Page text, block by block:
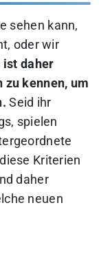
sehen kann,
oder wir
ist daher
kennen, um
Seid ihr
spielen
Kriterien
daher
neuen